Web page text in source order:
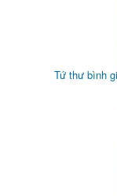
Tứ thư bình